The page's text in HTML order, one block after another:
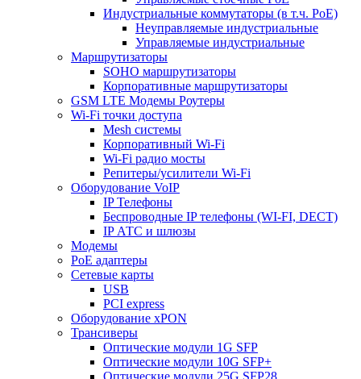
Индустриальные коммутаторы (в т.ч. РоЕ)
Неуправляемые индустриальные
Управляемые индустриальные
Маршрутизаторы
SOHO маршрутизаторы
Корпоративные маршрутизаторы
GSM LTE Модемы Роутеры
Wi-Fi точки доступа
Mesh системы
Корпоративный Wi-Fi
Wi-Fi радио мосты
Репитеры/усилители Wi-Fi
Оборудование VoIP
IP Телефоны
Беспроводные IP телефоны (WI-FI, DECT)
IP АТС и шлюзы
Модемы
PoE адаптеры
Сетевые карты
USB
PCI express
Оборудование xPON
Трансиверы
Оптические модули 1G SFP
Оптические модули 10G SFP+
Оптические модули 25G SFP28